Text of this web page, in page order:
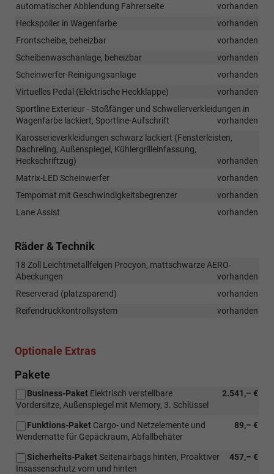
automatischer Abblendung Fahrerseite
vorhanden
Heckspoiler in Wagenfarbe
vorhanden
Frontscheibe, beheizbar
vorhanden
Scheibenwaschanlage, beheizbar
vorhanden
Scheinwerfer-Reinigungsanlage
vorhanden
Virtuelles Pedal (Elektrische Heckklappe)
vorhanden
Sportline Exterieur - Stoßfänger und Schwellerverkleidungen in
Wagenfarbe lackiert, Sportline-Aufschrift
vorhanden
Karosserieverkleidungen schwarz lackiert (Fensterleisten,
Dachreling, Außenspiegel, Kühlergrilleinfassung,
Heckschriftzug)
vorhanden
Matrix-LED Scheinwerfer
vorhanden
Tempomat mit Geschwindigkeitsbegrenzer
vorhanden
Lane Assist
vorhanden
Räder & Technik
18 Zoll Leichtmetallfelgen Procyon, mattschwarze AERO-
Abeckungen
vorhanden
Reserverad (platzsparend)
vorhanden
Reifendruckkontrollsystem
vorhanden
Optionale Extras
Pakete
2.541,– €
Business-Paket Elektrisch verstellbare
Vordersitze, Außenspiegel mit Memory, 3. Schlüssel
89,– €
Funktions-Paket Cargo- und Netzelemente und
Wendematte für Gepäckraum, Abfallbehäter
457,– €
Sicherheits-PaketSeitenairbags hinten, Proaktiver
Insassenschutz vorn und hinten